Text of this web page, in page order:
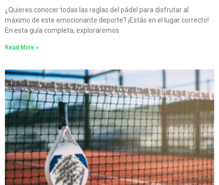
¿Quieres conocer todas las reglas del pádel para disfrutar al
máximo de este emocionante deporte? ¡Estás en el lugar correcto!
En esta guía completa, exploraremos
Read More »